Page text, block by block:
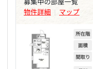
物件詳細 | マップ
所在階
面積
間取り